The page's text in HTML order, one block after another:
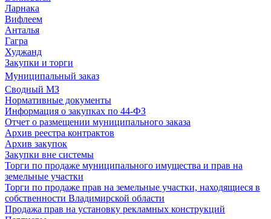
Ларнака
Вифлеем
Анталья
Гагра
Худжанд
Закупки и торги
Муниципальный заказ
Сводный МЗ
Нормативные документы
Информация о закупках по 44-ФЗ
Отчет о размещении муниципального заказа
Архив реестра контрактов
Архив закупок
Закупки вне системы
Торги по продаже муниципального имущества и прав на
земельные участки
Торги по продаже прав на земельные участки, находящиеся в
собственности Владимирской области
Продажа прав на установку рекламных конструкций